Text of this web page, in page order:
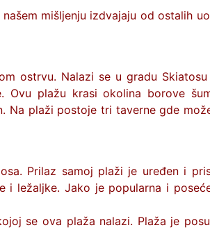
mišljenju izdvajaju od ostalih
ostrvu. Nalazi se u gradu
Ovu plažu krasi okolina borove
Na plaži postoje tri taverne gde
Prilaz samoj plaži je uređen i
i ležaljke. Jako je popularna i
se ova plaža nalazi. Plaža je